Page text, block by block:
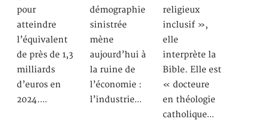
pour
atteindre
l’équivalent
de près de 1,3
milliards
d’euros en
2024.…
démographie
sinistrée
mène
aujourd’hui à
la ruine de
l’économie :
l’industrie…
religieux
inclusif »,
elle
interprète la
Bible. Elle est
« docteure
en théologie
catholique…